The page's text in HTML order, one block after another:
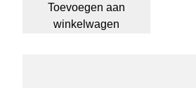
Toevoegen aan
winkelwagen